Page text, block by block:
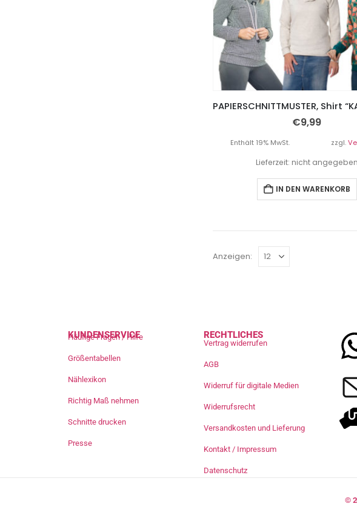
€9,99
Enthält 19% MwSt. zzgl.
Lieferzeit: nicht angegeben
IN DEN WARENKORB
Anzeigen:
KUNDENSERVICE
Häufige Fragen / Hilfe
Größentabellen
Nählexikon
Richtig Maß nehmen
Schnitte drucken
Presse
RECHTLICHES
Vertrag widerrufen
AGB
Widerruf für digitale Medien
Widerrufsrecht
Versandkosten und Lieferung
Kontakt / Impressum
Datenschutz
©